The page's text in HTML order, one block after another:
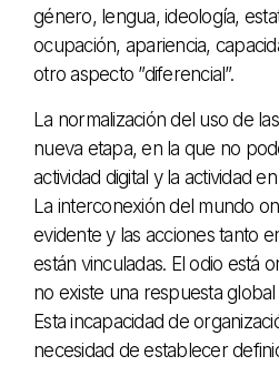
género, lengua, ideología,
ocupación, apariencia,
otro aspecto ”diferencial”.
La normalización del uso de
nueva etapa, en la que no
actividad digital y la actividad
La interconexión del mundo
evidente y las acciones tanto
están vinculadas. El odio está
no existe una respuesta
Esta incapacidad de
necesidad de establecer